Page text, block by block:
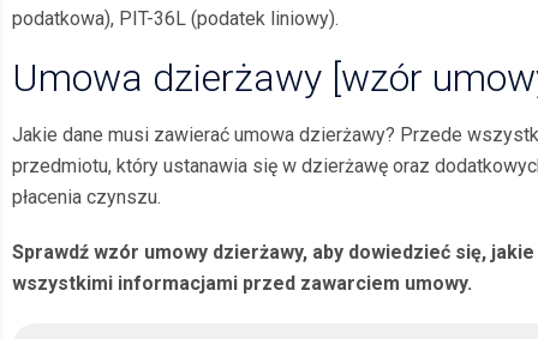
podatkowa), PIT-36L (podatek liniowy).
Umowa dzierżawy [wzór
Jakie dane musi zawierać umowa dzierżawy? Przede
przedmiotu, który ustanawia się w dzierżawę oraz
płacenia czynszu.
Sprawdź wzór umowy dzierżawy, aby dowiedzieć się,
wszystkimi informacjami przed zawarciem umowy.